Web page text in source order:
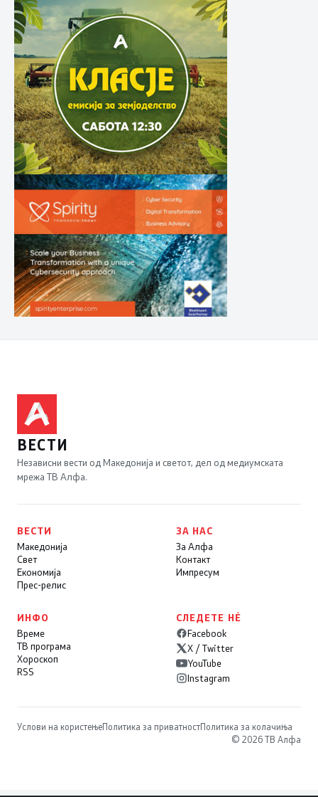
ВЕСТИ
Независни вести од Македонија и светот, дел од медиумската
мрежа ТВ Алфа.
ВЕСТИ
Македонија
Свет
Економија
Прес-релис
ЗА НАС
За Алфа
Контакт
Импресум
ИНФО
Време
ТВ програма
Хороскоп
RSS
СЛЕДЕТЕ НÉ
Facebook
X / Twitter
YouTube
Instagram
Услови на користењеПолитика за приватностПолитика за колачиња
© 2026 ТВ Алфа